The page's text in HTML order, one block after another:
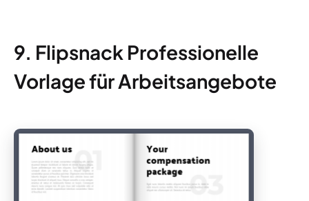
9. Flipsnack Professionelle
Vorlage für Arbeitsangebote